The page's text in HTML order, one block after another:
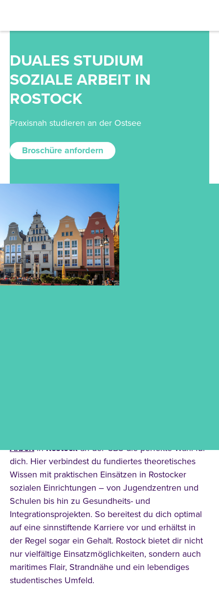
DUALES STUDIUM
SOZIALE ARBEIT IN
ROSTOCK
Praxisnah studieren an der Ostsee
Broschüre anfordern
ArbeitinRostockan der CBS die perfekte Wahl für
dich. Hier verbindest du fundiertes theoretisches
Wissen mit praktischen Einsätzen in Rostocker
sozialen Einrichtungen – von Jugendzentren und
Schulen bis hin zu Gesundheits- und
Integrationsprojekten. So bereitest du dich optimal
auf eine sinnstiftende Karriere vor und erhältst in
der Regel sogar ein Gehalt. Rostock bietet dir nicht
nur vielfältige Einsatzmöglichkeiten, sondern auch
maritimes Flair, Strandnähe und ein lebendiges
studentisches Umfeld.